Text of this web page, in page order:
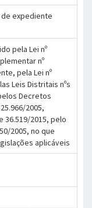
expediente
pela Lei nº
nº
pela Lei nº
Leis Distritais nºs
Decretos
2005,
36.519/2015, pelo
2005, no que
aplicáveis